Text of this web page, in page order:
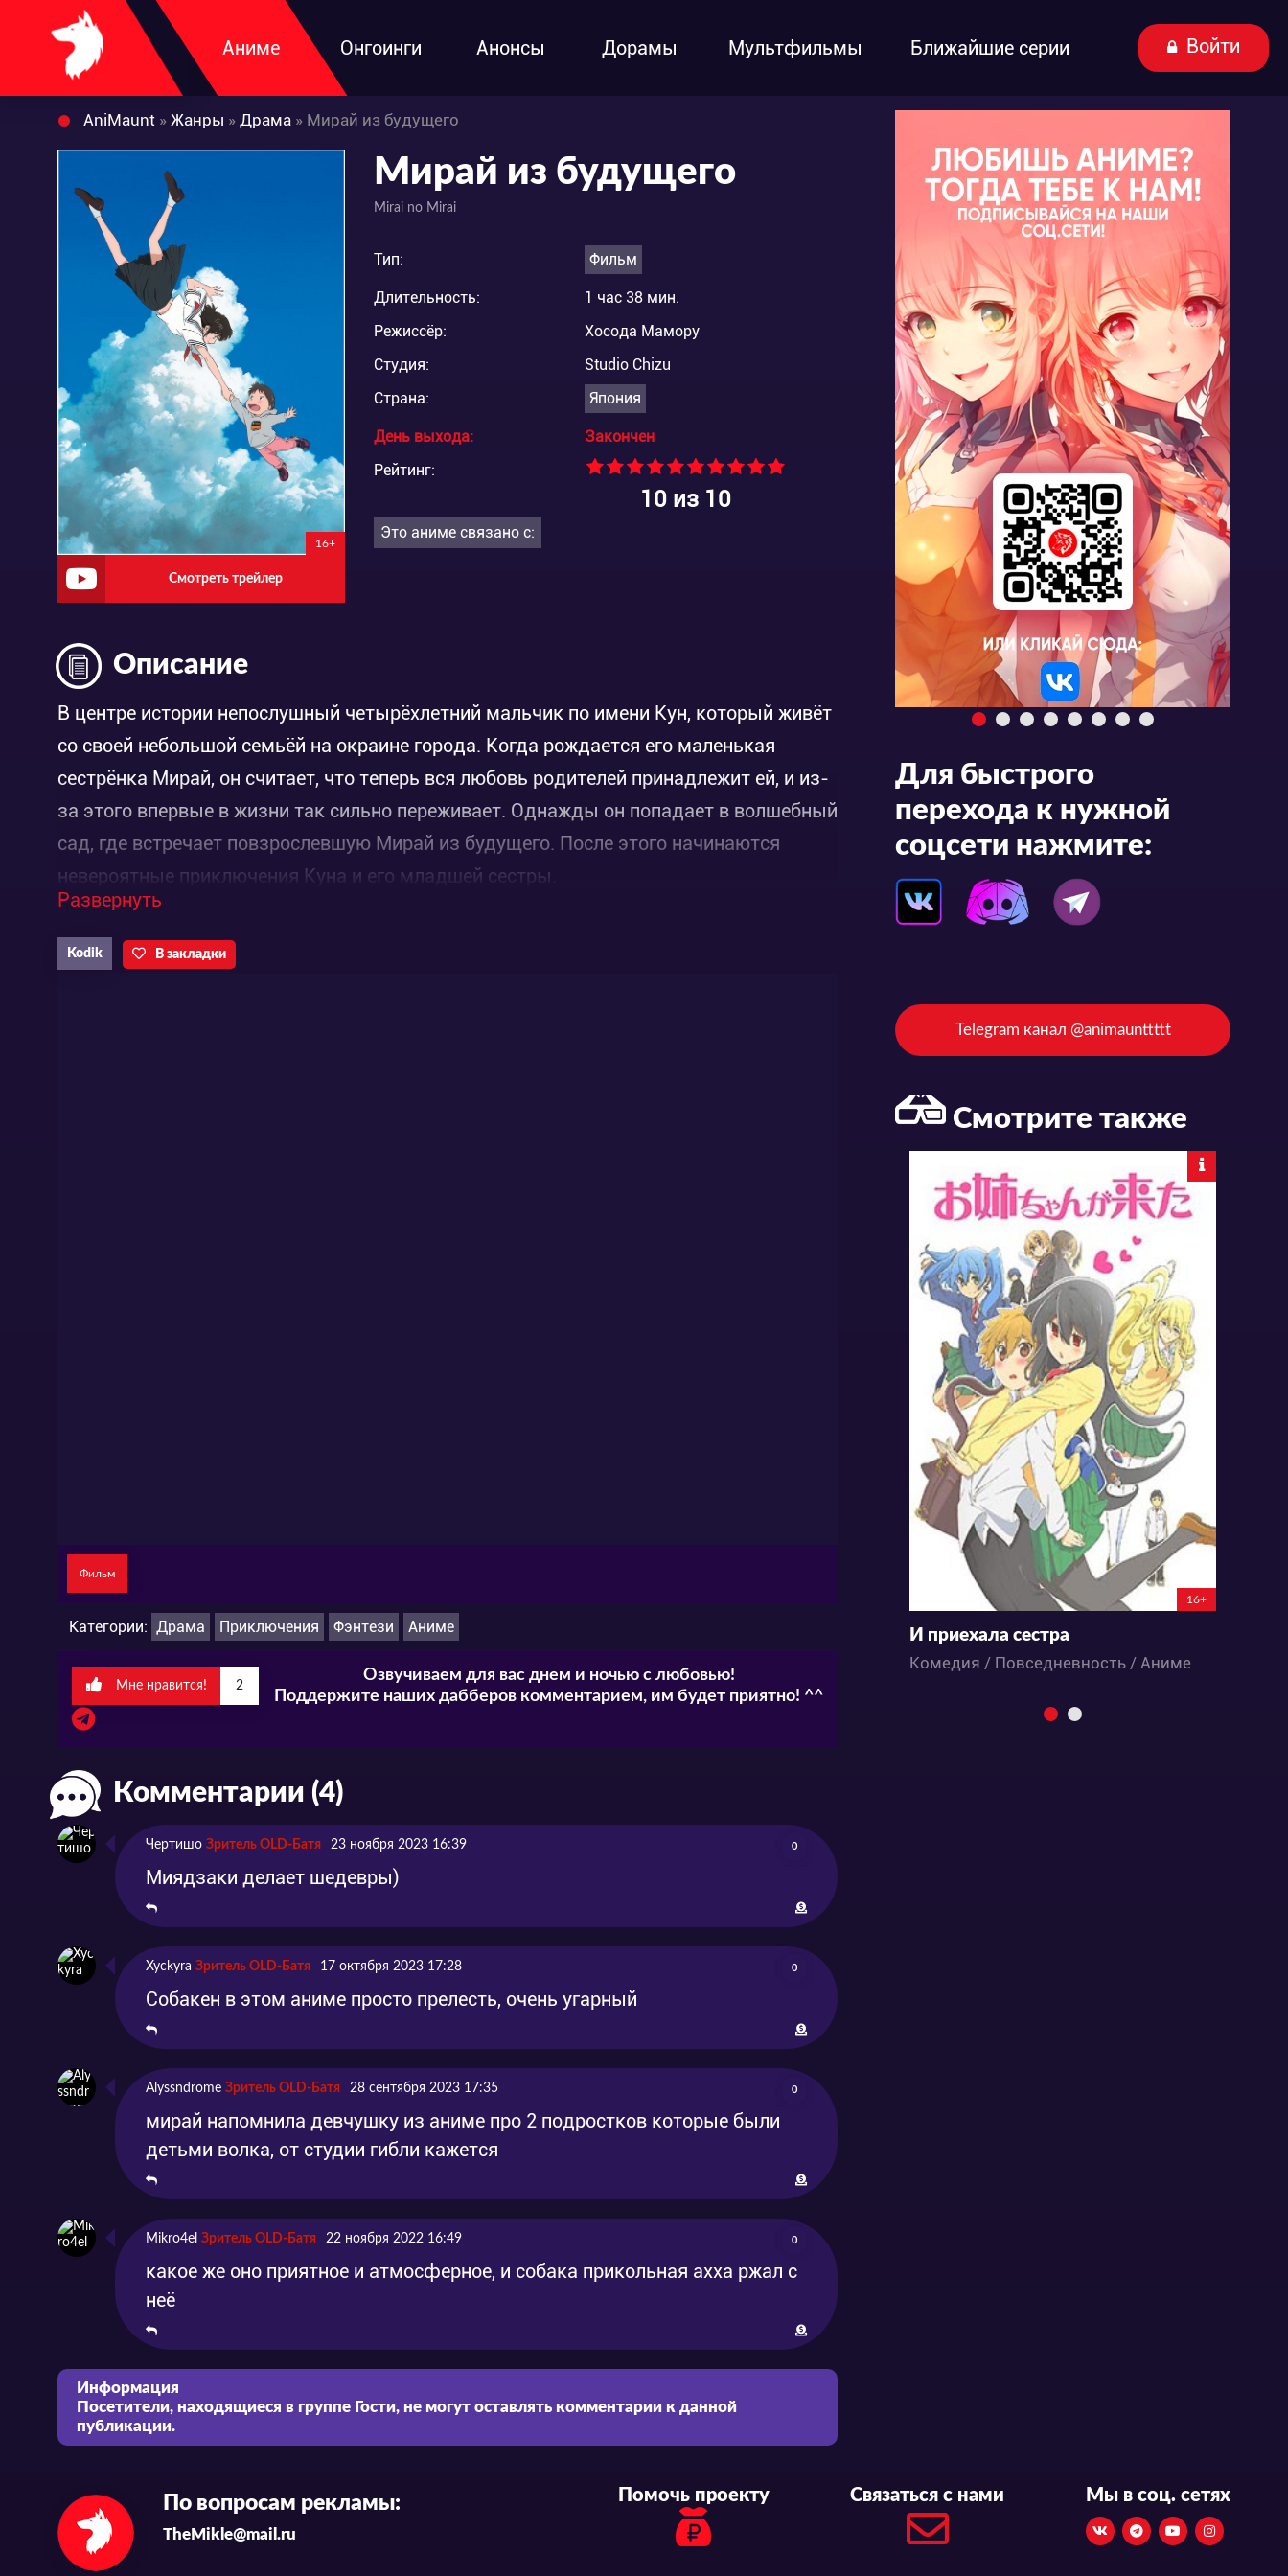
Аниме Онгоинги Анонсы Дорамы Мультфильмы Ближайшие серии Войти
AniMaunt » Жанры » Драма » Мирай из будущего
16+
Смотреть трейлер
Мирай из будущего
Mirai no Mirai
Тип: Фильм
Длительность:
1 час 38 мин.
Режиссёр:
Хосода Мамору
Студия:
Studio Chizu
Страна:
Япония
День выхода:
Закончен
Рейтинг:
10из 10
Это аниме связано с:
Описание
В центре истории непослушный четырёхлетний мальчик по имени Кун, который живёт
со своей небольшой семьёй на окраине города. Когда рождается его маленькая
сестрёнка Мирай, он считает, что теперь вся любовь родителей принадлежит ей, и из-
за этого впервые в жизни так сильно переживает. Однажды он попадает в волшебный
сад, где встречает повзрослевшую Мирай из будущего. После этого начинаются
невероятные приключения Куна и его младшей сестры.
Развернуть
Kodik В закладки
Фильм
Категории: Драма Приключения Фэнтези Аниме
Мне нравится! 2
Озвучиваем для вас днем и ночью с любовью!
Поддержите наших дабберов комментарием, им будет приятно! ^^
Комментарии (4)
Чертишо Зритель OLD-Батя 23 ноября 2023 16:39 0
Миядзаки делает шедевры)
Xyckyra Зритель OLD-Батя 17 октября 2023 17:28 0
Собакен в этом аниме просто прелесть, очень угарный
Alyssndrome Зритель OLD-Батя 28 сентября 2023 17:35 0
мирай напомнила девчушку из аниме про 2 подростков которые были
детьми волка, от студии гибли кажется
Mikro4el Зритель OLD-Батя 22 ноября 2022 16:49 0
какое же оно приятное и атмосферное, и собака прикольная ахха ржал с
неё
Информация
Посетители, находящиеся в группе Гости, не могут оставлять комментарии к данной
публикации.
Для быстрого
перехода к нужной
соцсети нажмите:
Telegram канал @animaunttttt
Смотрите также
16+
И приехала сестра
Комедия / Повседневность / Аниме
По вопросам рекламы:
TheMikle@mail.ru
Помочь проекту Связаться с нами Мы в соц. сетях